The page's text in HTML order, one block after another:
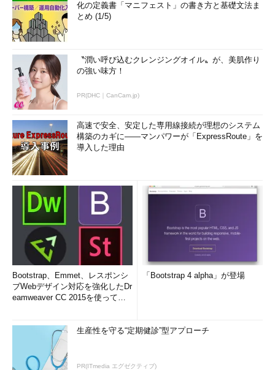
化の定義書「マニフェスト」の書き方と基礎文法ま
とめ (1/5)
〝潤い呼び込むクレンジングオイル〟が、美肌作り
の強い味方！
PR(DHC｜CanCam.jp)
高速で安全、安定した専用線接続が理想のシステム
構築のカギに――マンパワーが「ExpressRoute」を
導入した理由
Bootstrap、Emmet、レスポンシ
ブWebデザイン対応を強化したDr
eamweaver CC 2015を使って
「Bootstrap 4 alpha」が登場
生産性を守る“定期健診”型アプローチ
PR(ITmedia エグゼクティブ)